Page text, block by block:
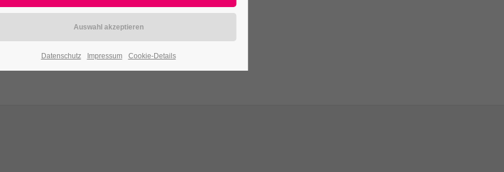
Datenschutz Impressum Cookie-Details